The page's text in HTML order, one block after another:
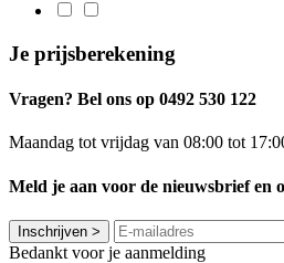
Je prijsberekening
Vragen? Bel ons op 0492 530 122
Maandag tot vrijdag van 08:00 tot
Meld je aan voor de nieuwsbrief en
Inschrijven >
Bedankt voor je aanmelding